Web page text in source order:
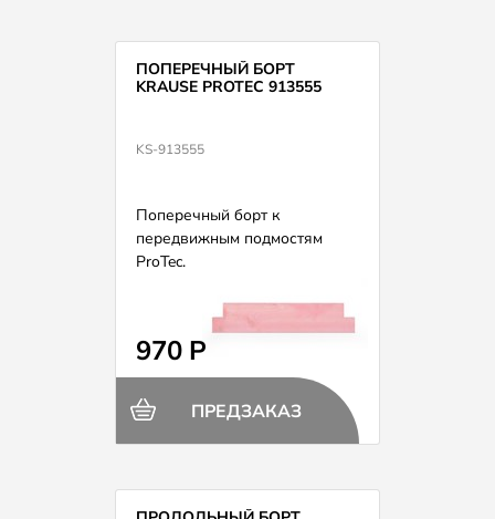
ПОПЕРЕЧНЫЙ БОРТ
KRAUSE PROTEC 913555
KS-913555
Поперечный борт к
передвижным подмостям
ProTec.
970 Р
ПРЕДЗАКАЗ